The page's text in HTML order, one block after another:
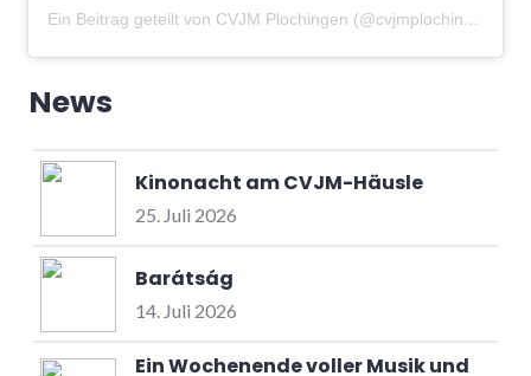
Ein Beitrag geteilt von CVJM Plochingen (@cvjmplochingen)
News
Kinonacht am CVJM-Häusle
25. Juli 2026
Barátság
14. Juli 2026
Ein Wochenende voller Musik und